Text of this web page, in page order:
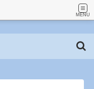
MENU